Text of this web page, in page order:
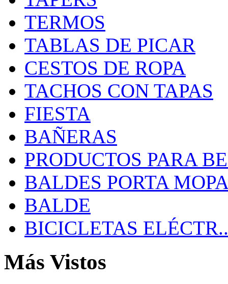
TERMOS
TABLAS DE PICAR
CESTOS DE ROPA
TACHOS CON TAPAS
FIESTA
BAÑERAS
PRODUCTOS PARA
BALDES PORTA
BALDE
BICICLETAS
Más Vistos